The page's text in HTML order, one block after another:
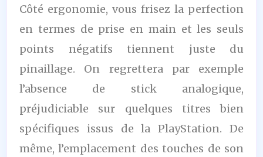
Côté ergonomie, vous frisez la perfection
en termes de prise en main et les seuls
points négatifs tiennent juste du
pinaillage. On regrettera par exemple
l’absence de stick analogique,
préjudiciable sur quelques titres bien
spécifiques issus de la PlayStation. De
même, l’emplacement des touches de son